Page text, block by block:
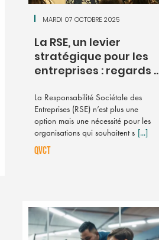
MARDI 07 OCTOBRE 2025
La RSE, un levier
stratégique pour les
entreprises : regards
La Responsabilité Sociétale des
Entreprises (RSE) n’est plus une
option mais une nécessité pour les
organisations qui souhaitent s [...]
QVCT